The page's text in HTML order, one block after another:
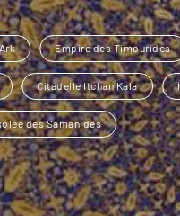
Empire des Timourides
Citadelle Itchan Kala
des Samanides